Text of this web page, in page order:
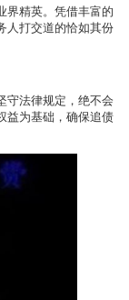
界精英。凭借丰富的
人打交道的恰如其份
守法律规定，绝不会
益为基础，确保追债